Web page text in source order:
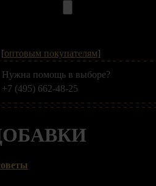
[оптовым покупателям]
Нужна помощь в выборе?
+7 (495) 662-48-25